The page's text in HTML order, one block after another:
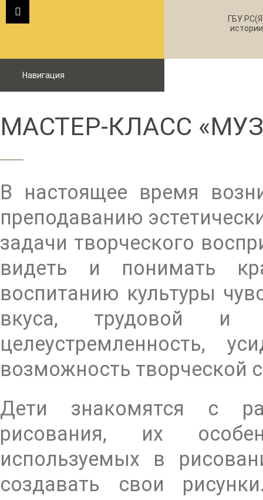
ГБУ
Навигация
МАСТЕР-КЛАСС
В настоящее время
преподаванию
задачи творческого
видеть и понимать
воспитанию культуры
вкуса, трудовой и
целеустремленность,
возможность творческой
Дети знакомятся с
рисования, их
используемых в
создавать свои